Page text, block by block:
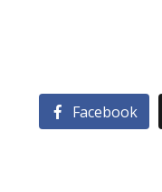
Facebook